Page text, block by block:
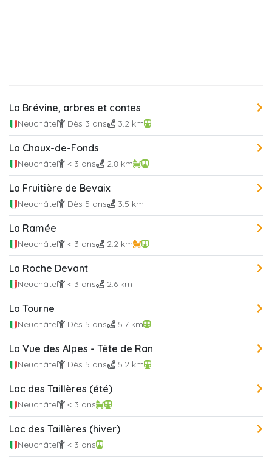
La Brévine, arbres et contes
Neuchâtel Dès 3 ans 3.2 km
La Chaux-de-Fonds
Neuchâtel < 3 ans 2.8 km
La Fruitière de Bevaix
Neuchâtel Dès 5 ans 3.5 km
La Ramée
Neuchâtel < 3 ans 2.2 km
La Roche Devant
Neuchâtel < 3 ans 2.6 km
La Tourne
Neuchâtel Dès 5 ans 5.7 km
La Vue des Alpes - Tête de Ran
Neuchâtel Dès 5 ans 5.2 km
Lac des Taillères (été)
Neuchâtel < 3 ans
Lac des Taillères (hiver)
Neuchâtel < 3 ans